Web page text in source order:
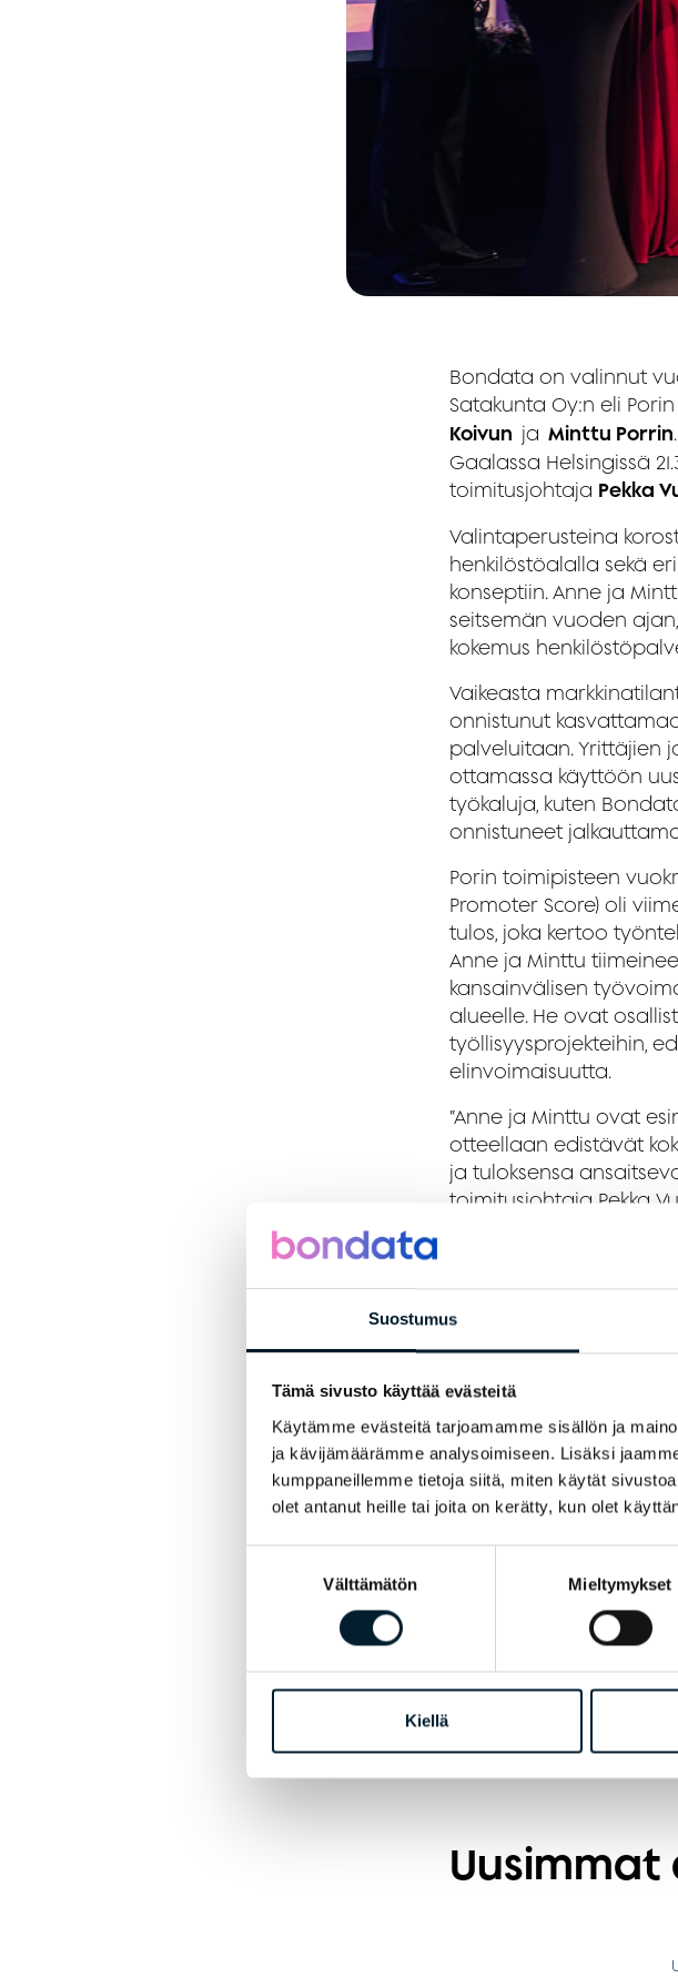
Suostumus
Tämä sivusto käyttää evästeitä
Käytämme evästeitä tarjoamamme sisällön ja
ja kävijämäärämme analysoimiseen. Lisäksi
kumppaneillemme tietoja siitä, miten käytät
olet antanut heille tai joita on kerätty, kun olet
Välttämätön Mieltymykset
Kiellä
Bondata on valinnut
Satakunta Oy:n eli
Koivun ja Minttu Porrin
Gaalassa Helsingissä
toimitusjohtaja Pekka
Valintaperusteina
henkilöstöalalla sekä
konseptiin. Anne ja
seitsemän vuoden
kokemus
Vaikeasta
onnistunut
palveluitaan. Yrittäjien
ottamassa käyttöön
työkaluja, kuten
onnistuneet
Porin toimipisteen
Promoter Score) oli
tulos, joka kertoo
Anne ja Minttu
kansainvälisen
alueelle. He ovat
työllisyysprojekteihin,
elinvoimaisuutta.
”Anne ja Minttu ovat
otteellaan edistävät
ja tuloksensa
toimitusjohtaja Pekka
asiakkaillemme ja
luottamuksestanne ja
kohti uusia